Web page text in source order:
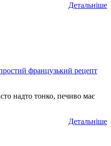
Детальніше
французький рецепт
надто тонко, печиво має
Детальніше